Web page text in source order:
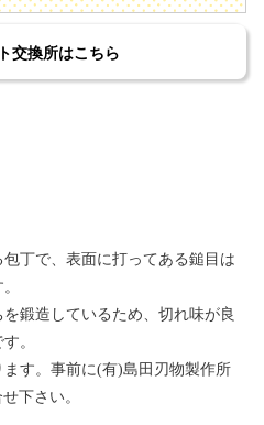
交換所はこちら
丁で、表面に打ってある鎚目は
鍛造しているため、切れ味が良
。
す。事前に(有)島田刃物製作所
下さい。